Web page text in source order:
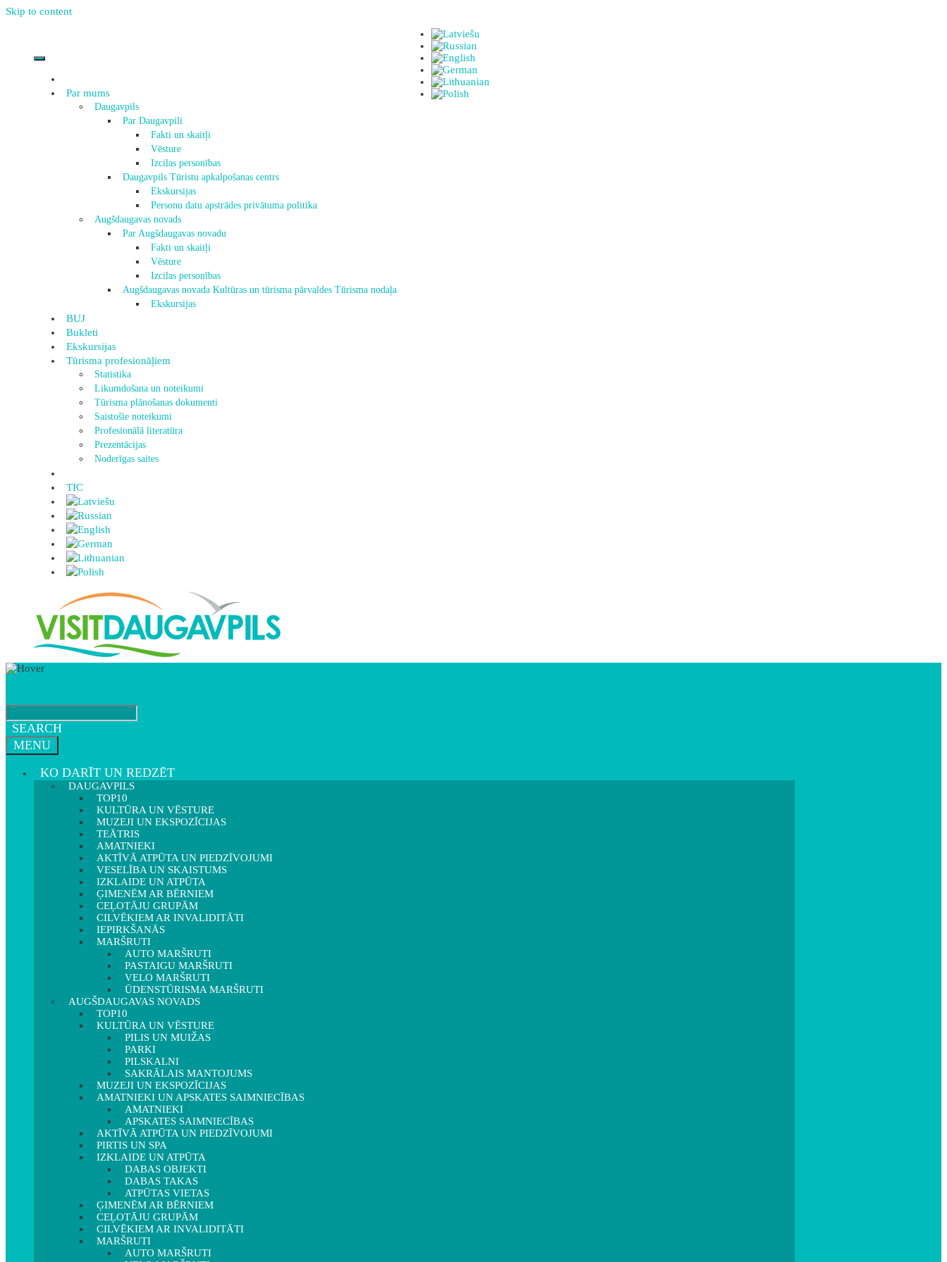
Skip to content
Par mums
Daugavpils
Par Daugavpili
Fakti un skaitļi
Vēsture
Izcilas personības
Daugavpils Tūristu apkalpošanas centrs
Ekskursijas
Personu datu apstrādes privātuma politika
Augšdaugavas novads
Par Augšdaugavas novadu
Fakti un skaitļi
Vēsture
Izcilas personības
Augšdaugavas novada Kultūras un tūrisma pārvaldes Tūrisma nodaļa
Ekskursijas
BUJ
Bukleti
Ekskursijas
Tūrisma profesionāļiem
Statistika
Likumdošana un noteikumi
Tūrisma plānošanas dokumenti
Saistošie noteikumi
Profesionālā literatūra
Prezentācijas
Noderīgas saites
TIC
SEARCH
MENU
KO DARĪT UN REDZĒT
DAUGAVPILS
TOP10
KULTŪRA UN VĒSTURE
MUZEJI UN EKSPOZĪCIJAS
TEĀTRIS
AMATNIEKI
AKTĪVĀ ATPŪTA UN PIEDZĪVOJUMI
VESELĪBA UN SKAISTUMS
IZKLAIDE UN ATPŪTA
ĢIMENĒM AR BĒRNIEM
CEĻOTĀJU GRUPĀM
CILVĒKIEM AR INVALIDITĀTI
IEPIRKŠANĀS
MARŠRUTI
AUTO MARŠRUTI
PASTAIGU MARŠRUTI
VELO MARŠRUTI
ŪDENSTŪRISMA MARŠRUTI
AUGŠDAUGAVAS NOVADS
TOP10
KULTŪRA UN VĒSTURE
PILIS UN MUIŽAS
PARKI
PILSKALNI
SAKRĀLAIS MANTOJUMS
MUZEJI UN EKSPOZĪCIJAS
AMATNIEKI UN APSKATES SAIMNIECĪBAS
AMATNIEKI
APSKATES SAIMNIECĪBAS
AKTĪVĀ ATPŪTA UN PIEDZĪVOJUMI
PIRTIS UN SPA
IZKLAIDE UN ATPŪTA
DABAS OBJEKTI
DABAS TAKAS
ATPŪTAS VIETAS
ĢIMENĒM AR BĒRNIEM
CEĻOTĀJU GRUPĀM
CILVĒKIEM AR INVALIDITĀTI
MARŠRUTI
AUTO MARŠRUTI